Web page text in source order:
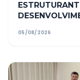
05/08/2026